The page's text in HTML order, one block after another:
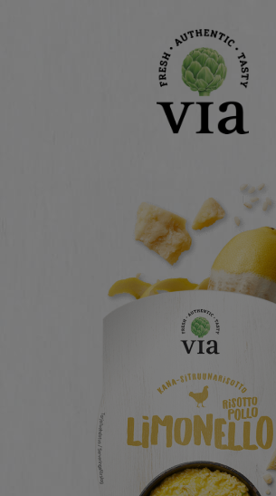
Käyttövinkit
Ota yhteyttä
Hae sivustolta